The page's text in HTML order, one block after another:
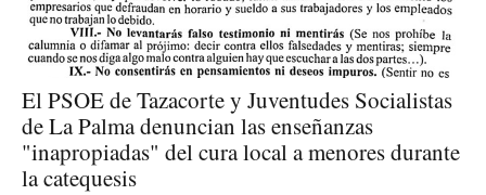
El PSOE de Tazacorte y Juventudes Socialistas
de La Palma denuncian las enseñanzas
"inapropiadas" del cura local a menores durante
la catequesis